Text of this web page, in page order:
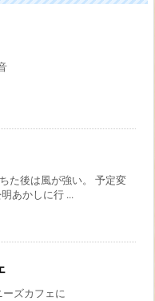
た後は風が強い。 予定変
あかしに行 ...
ズカフェに